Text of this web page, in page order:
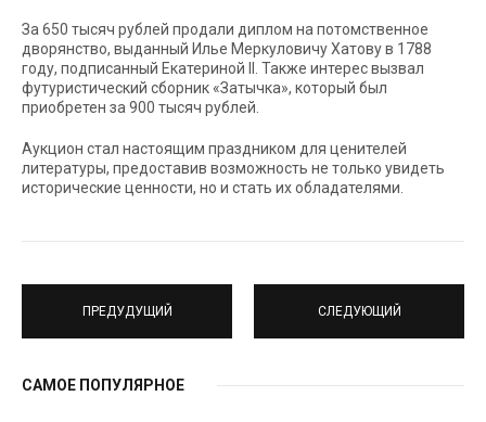
За 650 тысяч рублей продали диплом на потомственное
дворянство, выданный Илье Меркуловичу Хатову в 1788
году, подписанный Екатериной II. Также интерес вызвал
футуристический сборник «Затычка», который был
приобретен за 900 тысяч рублей.
Аукцион стал настоящим праздником для ценителей
литературы, предоставив возможность не только увидеть
исторические ценности, но и стать их обладателями.
ПРЕДУДУЩИЙ СЛЕДУЮЩИЙ
САМОЕ ПОПУЛЯРНОЕ